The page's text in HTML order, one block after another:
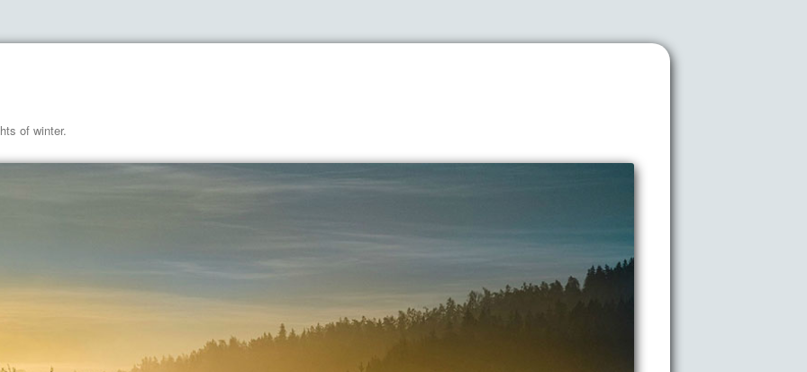
of winter.